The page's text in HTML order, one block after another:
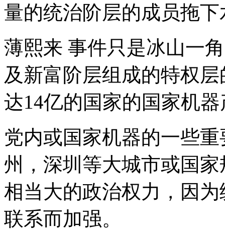
量的统治阶层的成员拖下
薄熙来 事件只是冰山一
及新富阶层组成的特权
达14亿的国家的国家机
党内或国家机器的一些
州，深圳等大城市或国
相当大的政治权力，因
联系而加强。